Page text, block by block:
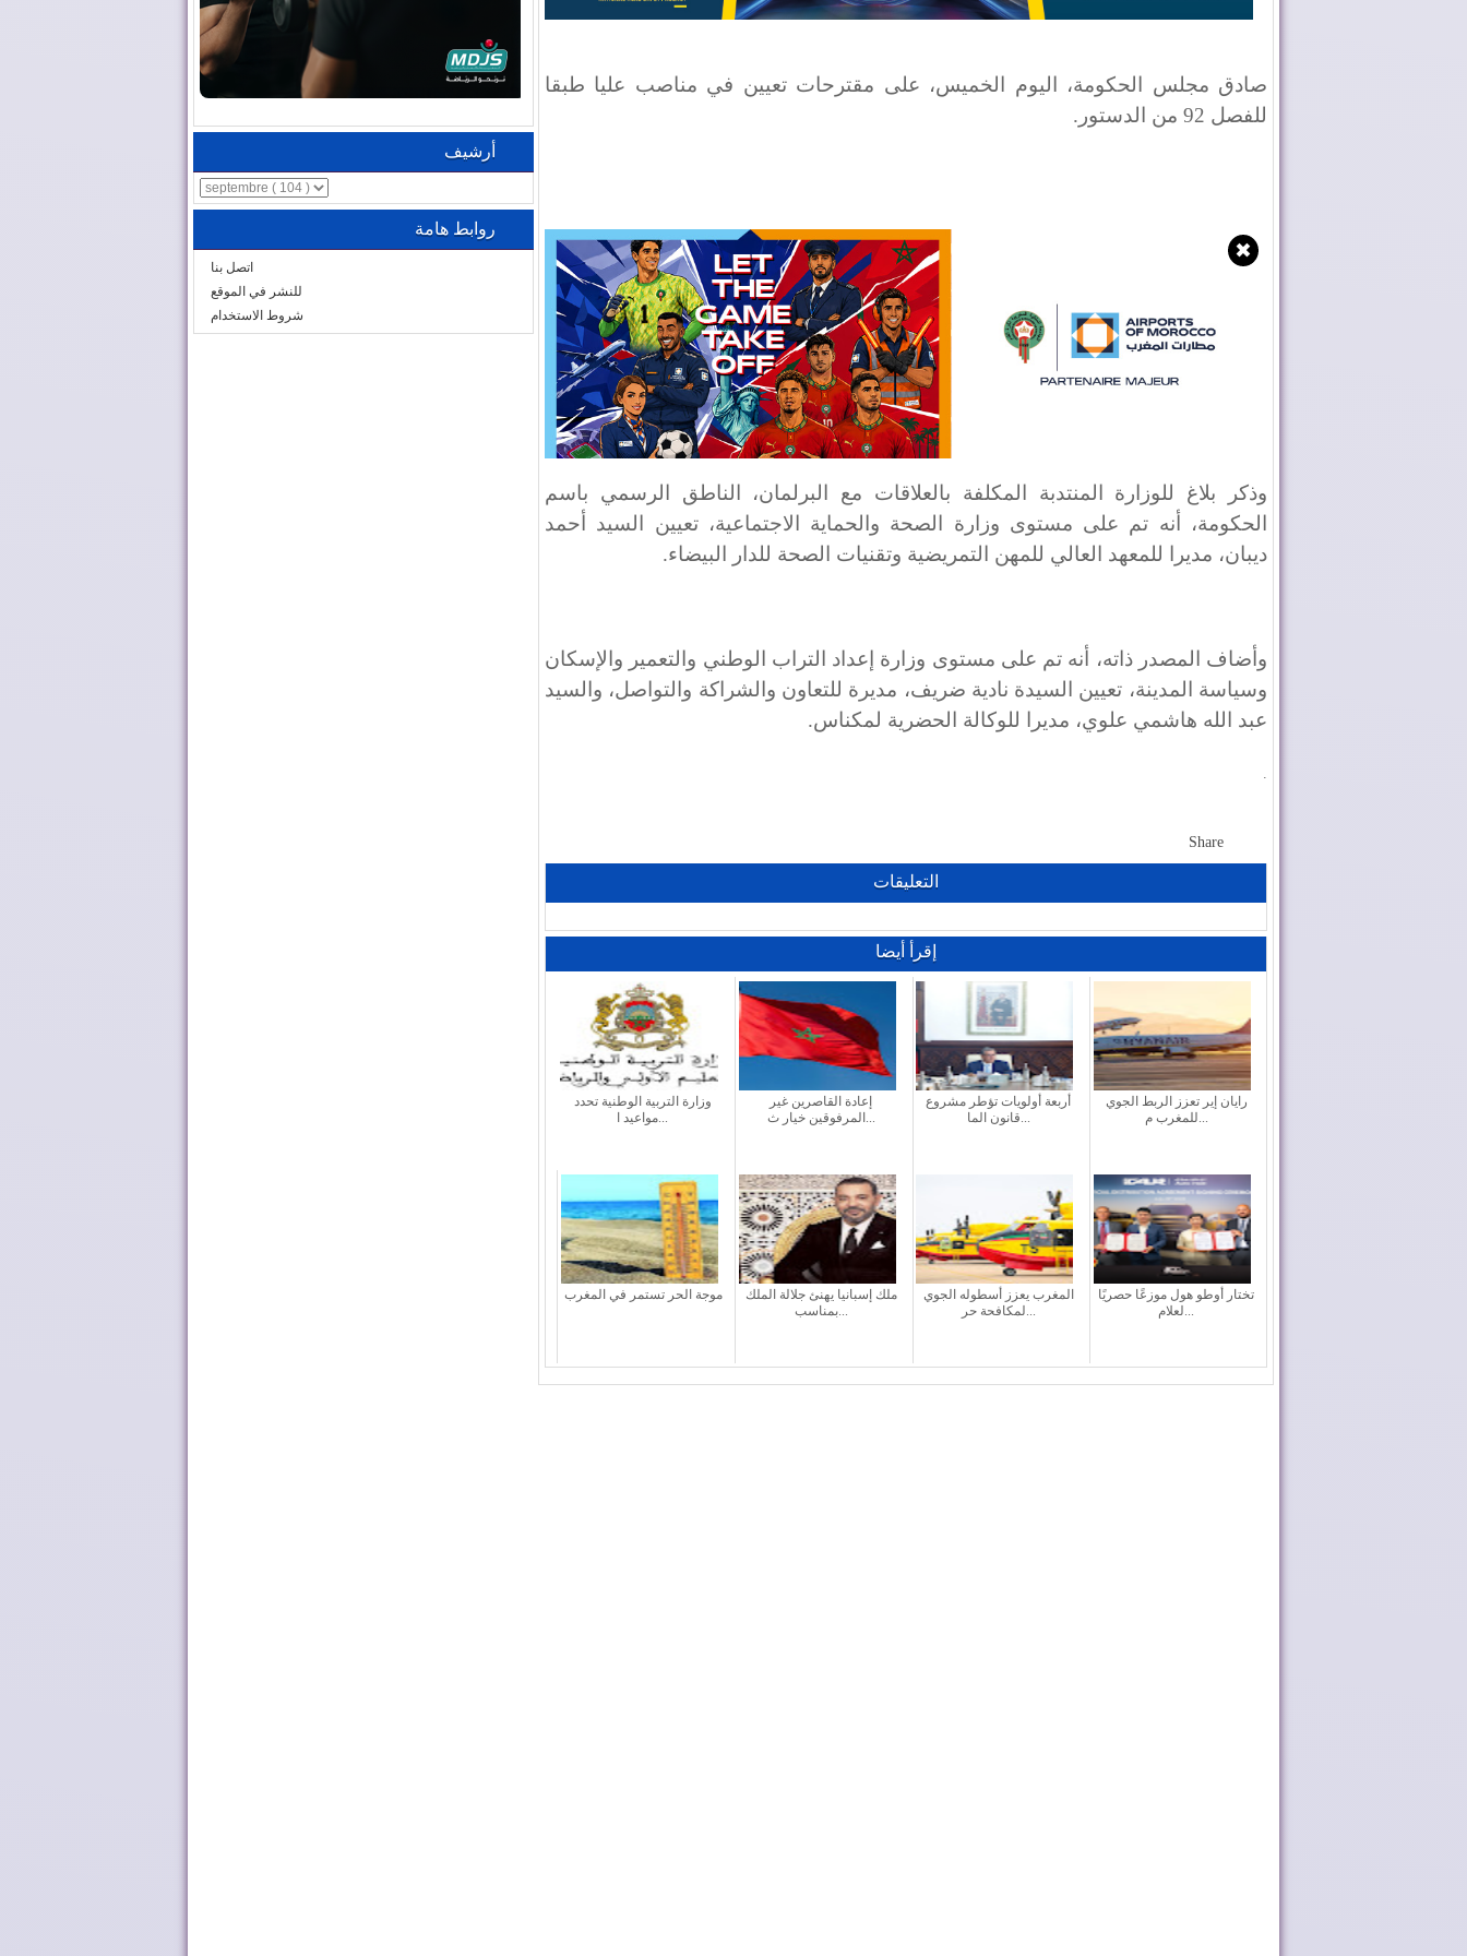
صادق مجلس الحكومة، اليوم الخميس، على مقترحات تعيين في مناصب عليا طبقا
للفصل 92 من الدستور.
✖
وذكر بلاغ للوزارة المنتدبة المكلفة بالعلاقات مع البرلمان، الناطق الرسمي باسم
الحكومة، أنه تم على مستوى وزارة الصحة والحماية الاجتماعية، تعيين السيد أحمد
ديبان، مديرا للمعهد العالي للمهن التمريضية وتقنيات الصحة للدار البيضاء.
وأضاف المصدر ذاته، أنه تم على مستوى وزارة إعداد التراب الوطني والتعمير والإسكان
وسياسة المدينة، تعيين السيدة نادية ضريف، مديرة للتعاون والشراكة والتواصل، والسيد
عبد الله هاشمي علوي، مديرا للوكالة الحضرية لمكناس.
Share
التعليقات
إقرأ أيضا
وزارة التربية الوطنية تحدد
مواعيد ا...
إعادة القاصرين غير
المرفوقين خيار ث...
أربعة أولويات تؤطر مشروع
قانون الما...
رايان إير تعزز الربط الجوي
للمغرب م...
موجة الحر تستمر في المغرب
ملك إسبانيا يهنئ جلالة الملك
بمناسب...
المغرب يعزز أسطوله الجوي
لمكافحة حر...
تختار أوطو هول موزعًا حصريًا
لعلام...
أرشيف
روابط هامة
اتصل بنا
للنشر في الموقع
شروط الاستخدام